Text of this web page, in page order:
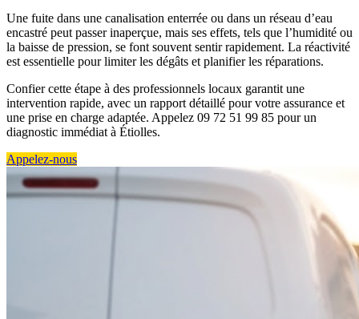
Une fuite dans une canalisation enterrée ou dans un réseau d’eau
encastré peut passer inaperçue, mais ses effets, tels que l’humidité ou
la baisse de pression, se font souvent sentir rapidement. La réactivité
est essentielle pour limiter les dégâts et planifier les réparations.
Confier cette étape à des professionnels locaux garantit une
intervention rapide, avec un rapport détaillé pour votre assurance et
une prise en charge adaptée. Appelez 09 72 51 99 85 pour un
diagnostic immédiat à Étiolles.
Appelez-nous